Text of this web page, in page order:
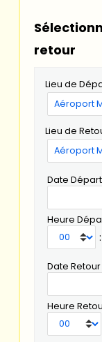
retour
Lieu de
Lieu de
Date Départ
Heure
:
Date Retour
Heure